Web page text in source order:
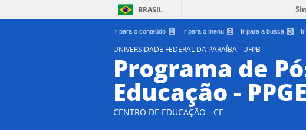
Ir para o conteúdo 1 Ir para o menu 2 Ir para a busca 3
BRASIL
UNIVERSIDADE FEDERAL DA PARAÍBA - UFPB
Programa de
Educação - PPGE
CENTRO DE EDUCAÇÃO - CE